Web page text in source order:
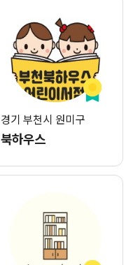
경기 부천시 원미구
북하우스